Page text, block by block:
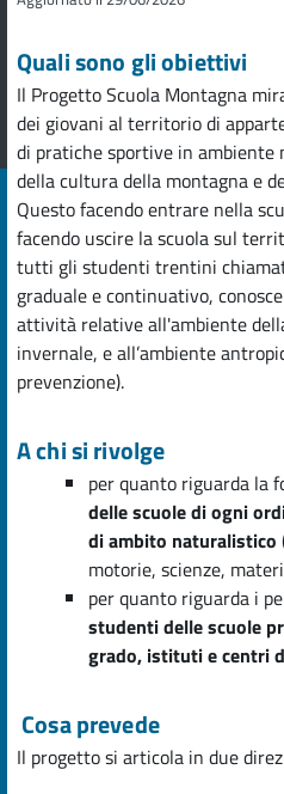
Quali sono gli obiettivi
Il Progetto Scuola Montagna
dei giovani al territorio di
di pratiche sportive in
della cultura della montagna e
Questo facendo entrare nella
facendo uscire la scuola sul
tutti gli studenti trentini
graduale e continuativo,
attività relative all'ambiente
invernale, e all’ambiente
prevenzione).
A chi si rivolge
per quanto riguarda la
delle scuole di ogni
di ambito naturalistico
motorie, scienze,
per quanto riguarda i
studenti delle scuole
grado, istituti e centri
Cosa prevede
Il progetto si articola in due